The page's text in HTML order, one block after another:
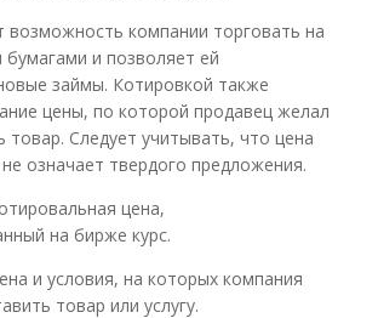
возможность компании торговать на
и позволяет ей
займы. Котировкой также
цены, по которой продавец желал
товар. Следует учитывать, что цена
означает твердого предложения.
цена,
на бирже курс.
и условия, на которых компания
товар или услугу.